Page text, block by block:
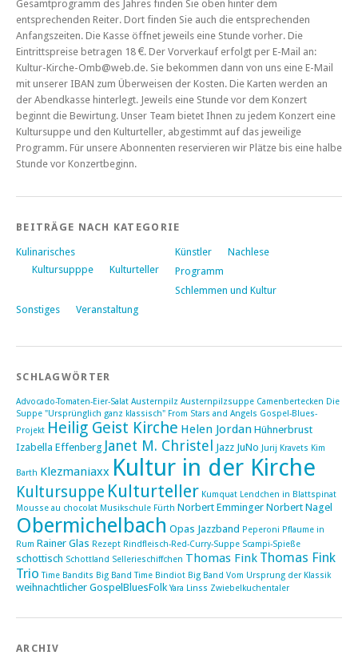
Gesamtprogramm des Jahres finden Sie oben hinter dem
entsprechenden Reiter. Dort finden Sie auch die entsprechenden
Anfangszeiten. Die Kasse öffnet jeweils eine Stunde vorher. Die
Eintrittspreise betragen 18 €. Der Vorverkauf erfolgt per E-Mail an:
Kultur-Kirche-Omb@web.de. Sie bekommen dann von uns eine E-Mail
mit unserer IBAN zum Überweisen der Kosten. Die Karten werden an
der Abendkasse hinterlegt. Jeweils eine Stunde vor dem Konzert
beginnt die Bewirtung. Unser Team bietet Ihnen zu jedem Konzert eine
Kultursuppe und den Kulturteller, abgestimmt auf das jeweilige
Programm. Für unsere Abonnenten reservieren wir Plätze bis eine halbe
Stunde vor Konzertbeginn.
BEITRÄGE NACH KATEGORIE
Kulinarisches
Kultursupppe
Kulturteller
Künstler
Nachlese
Programm
Schlemmen und Kultur
Sonstiges
Veranstaltung
SCHLAGWÖRTER
Advocado-Tomaten-Eier-Salat Austernpilz Austernpilzsuppe Camenbertecken Die
Suppe "Ursprünglich ganz klassisch" From Stars and Angels Gospel-Blues-
Projekt Heilig Geist Kirche Helen Jordan Hühnerbrust
Izabella Effenberg Janet M. Christel Jazz JuNo Jurij Kravets Kim
Barth Klezmaniaxx Kultur in der Kirche
Kultursuppe Kulturteller Kumquat Lendchen in Blattspinat
Mousse au chocolat Musikschule Fürth Norbert Emminger Norbert Nagel
Obermichelbach Opas Jazzband Peperoni Pflaume in
Rum Rainer Glas Rezept Rindfleisch-Red-Curry-Suppe Scampi-Spieße
schottisch Schottland Sellerieschiffchen Thomas Fink Thomas Fink
Trio Time Bandits Big Band Time Bindiot Big Band Vom Ursprung der Klassik
weihnachtlicher GospelBluesFolk Yara Linss Zwiebelkuchentaler
ARCHIV